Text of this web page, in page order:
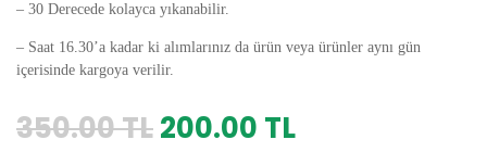
– 30 Derecede kolayca yıkanabilir.
– Saat 16.30’a kadar ki alımlarınız da ürün veya ürünler aynı gün
içerisinde kargoya verilir.
350.00TLOrijinal
200.00 TLŞu